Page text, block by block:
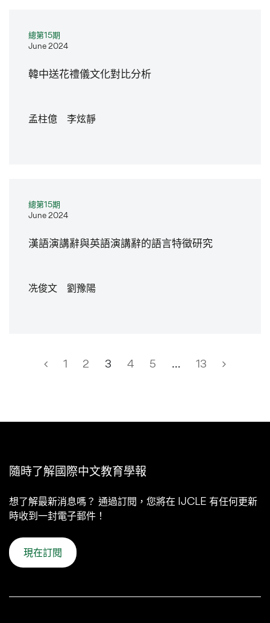
總第15期
June 2024
韓中送花禮儀文化對比分析
孟柱億 李炫靜
總第15期
June 2024
漢語演講辭與英語演講辭的語言特徵研究
冼俊文 劉豫陽
1 2 3 4 5 … 13
隨時了解國際中文教育學報
想了解最新消息嗎？ 通過訂閱，您將在 IJCLE 有任何更新
時收到一封電子郵件！
現在訂閱